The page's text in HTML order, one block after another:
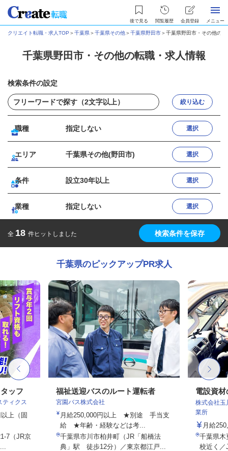
後で見る 閲覧履歴 会員登録 メニュー
クリエイト転職・求人TOP ＞千葉県＞千葉県その他＞千葉県野田市＞千葉県野田市・その他の
千葉県野田市・その他の転職・求人情報
検索条件の設定
絞り込む
職種 指定しない 選択
エリア 千葉県その他(野田市) 選択
条件 設立30年以上 選択
業種 指定しない 選択
全 18 件ヒットしました 検索条件を保存
千葉県のピックアップPR求人
ッフ
ティクス
上（固
7（JR京
福祉送迎バスのルート運転者
宮園バス株式会社
月給250,000円以上 ★別途 手当支
給 ★年齢・経験などは考...
千葉県市川市柏井町（JR「船橋法
典」駅 徒歩12分）／東京都江戸...
電設資
株式会社
業所
月給
千葉県木
校近く／